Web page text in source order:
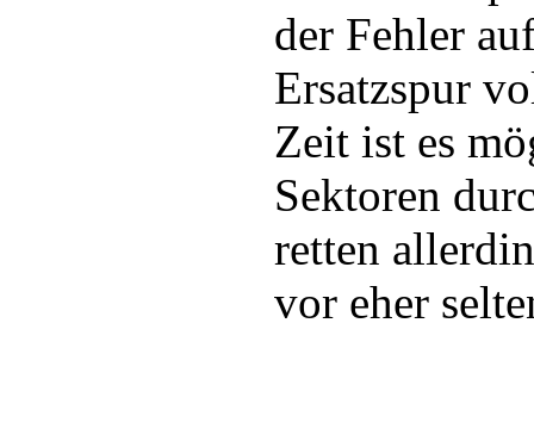
der Fehler
Ersatzspur
Zeit ist es
Sektoren
retten
vor eher